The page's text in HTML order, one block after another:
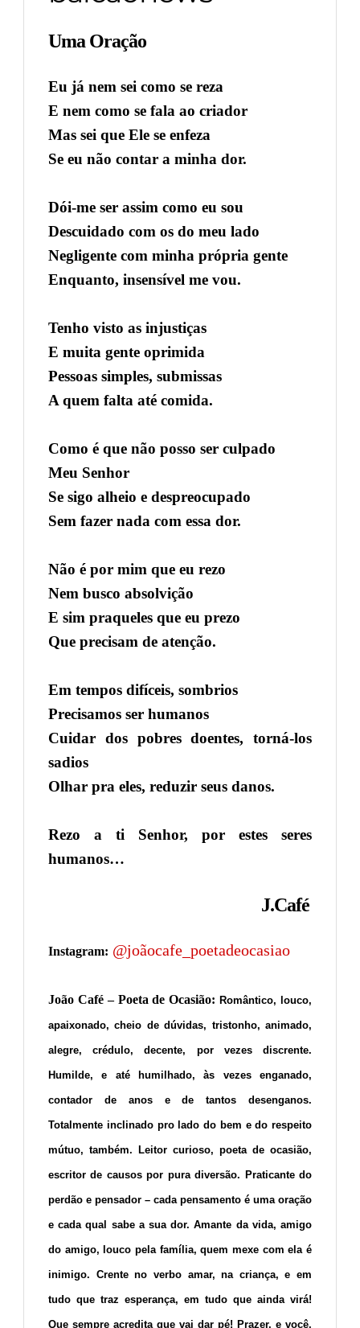
Uma Oração
Eu já nem sei como se reza
E nem como se fala ao criador
Mas sei que Ele se enfeza
Se eu não contar a minha dor.
Dói-me ser assim como eu sou
Descuidado com os do meu lado
Negligente com minha própria gente
Enquanto, insensível me vou.
Tenho visto as injustiças
E muita gente oprimida
Pessoas simples, submissas
A quem falta até comida.
Como é que não posso ser culpado
Meu Senhor
Se sigo alheio e despreocupado
Sem fazer nada com essa dor.
Não é por mim que eu rezo
Nem busco absolvição
E sim praqueles que eu prezo
Que precisam de atenção.
Em tempos difíceis, sombrios
Precisamos ser humanos
Cuidar dos pobres doentes, torná-los
sadios
Olhar pra eles, reduzir seus danos.
Rezo a ti Senhor, por estes seres
humanos…
J.Café
Instagram: @joãocafe_poetadeocasiao
João Café – Poeta de Ocasião: Romântico, louco,
apaixonado, cheio de dúvidas, tristonho, animado,
alegre, crédulo, decente, por vezes discrente.
Humilde, e até humilhado, às vezes enganado,
contador de anos e de tantos desenganos.
Totalmente inclinado pro lado do bem e do respeito
mútuo, também. Leitor curioso, poeta de ocasião,
escritor de causos por pura diversão. Praticante do
perdão e pensador – cada pensamento é uma oração
e cada qual sabe a sua dor. Amante da vida, amigo
do amigo, louco pela família, quem mexe com ela é
inimigo. Crente no verbo amar, na criança, e em
tudo que traz esperança, em tudo que ainda virá!
Que sempre acredita que vai dar pé! Prazer, e você,